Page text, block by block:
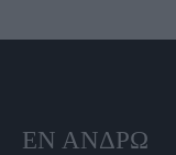
ΕΝ ΆΝΔΡΩ